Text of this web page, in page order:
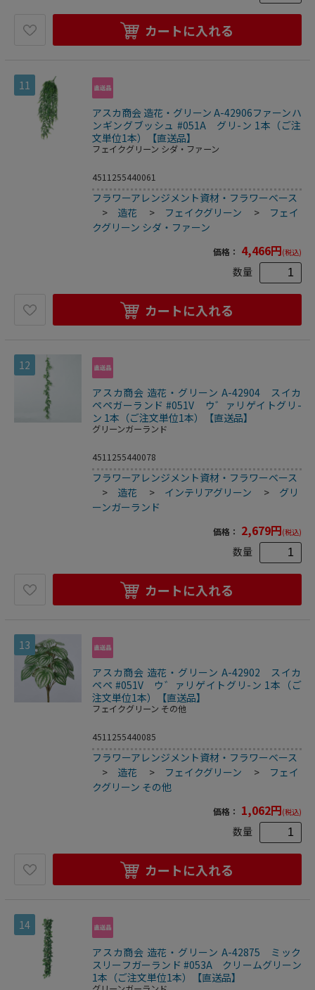
カートに入れる
11
アスカ商会 造花・グリーン A-42906ファーンハ
ンギングブッシュ #051A グリ-ン 1本（ご注
文単位1本）【直送品】
フェイクグリーン シダ・ファーン
4511255440061
フラワーアレンジメント資材・フラワーベース
> 造花 > フェイクグリーン > フェイ
クグリーン シダ・ファーン
価格： 4,466円(税込)
数量
カートに入れる
12
アスカ商会 造花・グリーン A-42904 スイカ
ペペガーランド #051V ウ゛ァリゲイトグリ-
ン 1本（ご注文単位1本）【直送品】
グリーンガーランド
4511255440078
フラワーアレンジメント資材・フラワーベース
> 造花 > インテリアグリーン > グリ
ーンガーランド
価格： 2,679円(税込)
数量
カートに入れる
13
アスカ商会 造花・グリーン A-42902 スイカ
ペペ #051V ウ゛ァリゲイトグリ-ン 1本（ご
注文単位1本）【直送品】
フェイクグリーン その他
4511255440085
フラワーアレンジメント資材・フラワーベース
> 造花 > フェイクグリーン > フェイ
クグリーン その他
価格： 1,062円(税込)
数量
カートに入れる
14
アスカ商会 造花・グリーン A-42875 ミック
スリーフガーランド #053A クリームグリーン
1本（ご注文単位1本）【直送品】